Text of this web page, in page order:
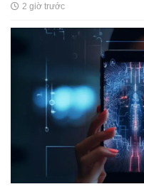
2 giờ trước